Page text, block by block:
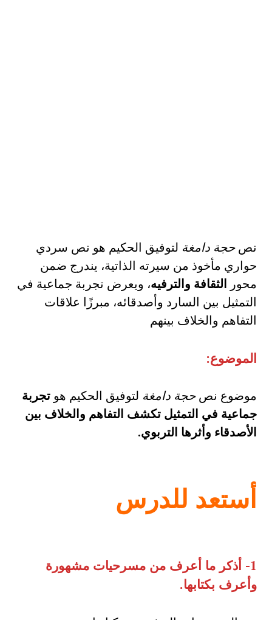
نصحجة دامغة لتوفيق الحكيم هو نص سردي
حواري مأخوذ من سيرته الذاتية، يندرج ضمن
محور الثقافة والترفيه، ويعرض تجربة جماعية في
التمثيل بين السارد وأصدقائه، مبرزًا علاقات
التفاهم والخلاف بينهم
الموضوع:
موضوع نصحجة دامغة لتوفيق الحكيم هو تجربة
جماعية في التمثيل تكشف التفاهم والخلاف بين
الأصدقاء وأثرها التربوي.
أستعد للدرس
1- أذكر ما أعرف من مسرحيات مشهورة
وأعرف بكتابها.